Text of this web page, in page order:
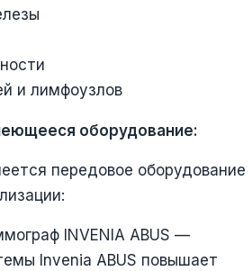
и лимфоузлов
оборудование:
передовое оборудование
INVENIA ABUS —
Invenia ABUS повышает